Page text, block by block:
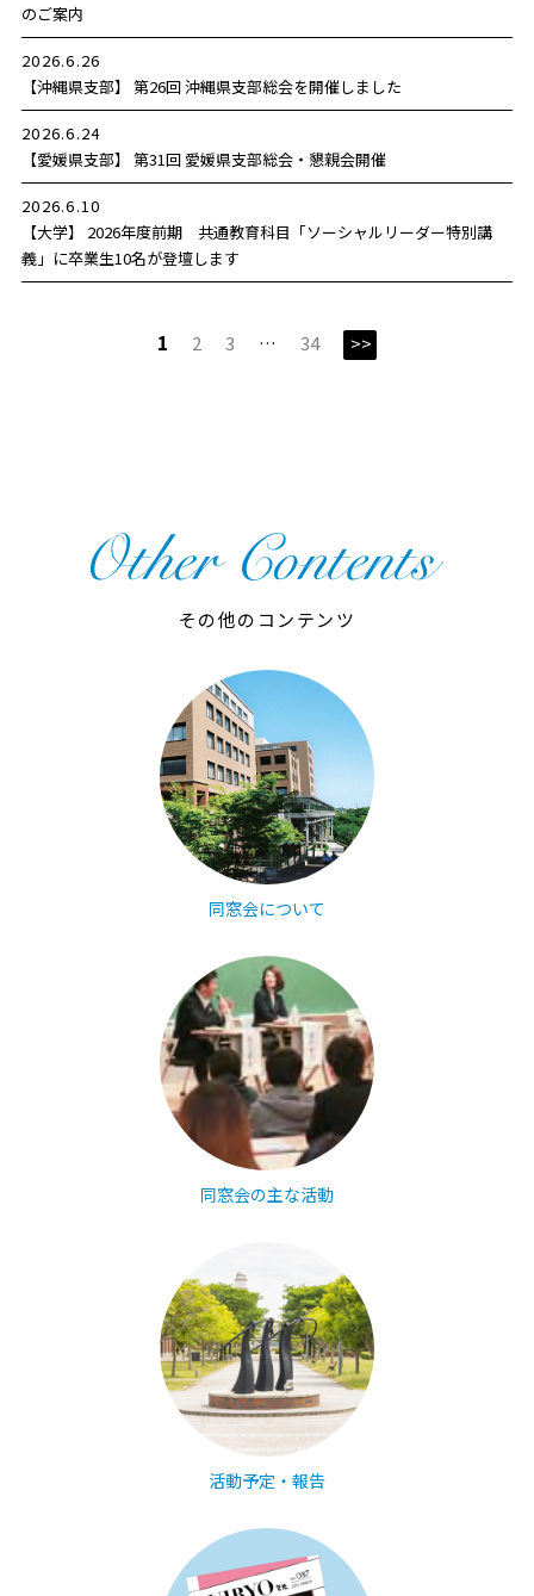
のご案内
2026.6.26
【沖縄県支部】 第26回 沖縄県支部総会を開催しました
2026.6.24
【愛媛県支部】 第31回 愛媛県支部総会・懇親会開催
2026.6.10
【大学】 2026年度前期 共通教育科目「ソーシャルリーダー特別講
義」に卒業生10名が登壇します
1 2 3 … 34 >>
その他のコンテンツ
同窓会について
同窓会の主な活動
活動予定・報告